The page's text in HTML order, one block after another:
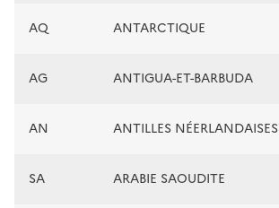
AQ ANTARCTIQUE
AG ANTIGUA-ET-BARBUDA
AN ANTILLES NÉERLANDAISES
SA ARABIE SAOUDITE